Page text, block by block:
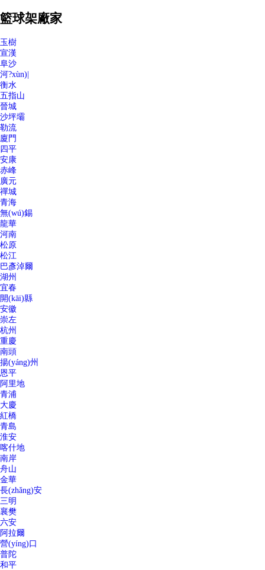
籃球架廠家
玉樹
宣漢
阜沙
河?xùn)|
衡水
五指山
晉城
沙坪壩
勒流
廈門
四平
安康
赤峰
廣元
禪城
青海
無(wú)錫
龍華
河南
松原
松江
巴彥淖爾
湖州
宜春
開(kāi)縣
安徽
崇左
杭州
重慶
南頭
揚(yáng)州
恩平
阿里地
青浦
大慶
紅橋
青島
淮安
喀什地
南岸
舟山
金華
長(zhǎng)安
三明
襄樊
六安
阿拉爾
營(yíng)口
普陀
和平